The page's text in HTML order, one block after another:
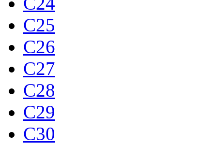
C25
C26
C27
C28
C29
C30